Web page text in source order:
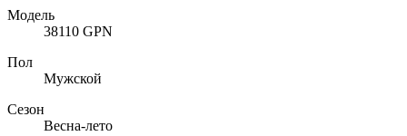
Модель
38110 GPN
Пол
Мужской
Сезон
Весна-лето